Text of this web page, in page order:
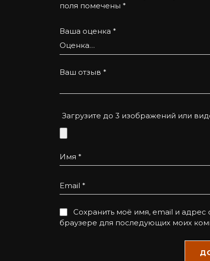
поля помечены*
Ваша оценка*
Ваш отзыв*
Загрузите до 3 изображений или
Имя*
Email*
Сохранить моё имя, email и адрес
браузере для последующих моих